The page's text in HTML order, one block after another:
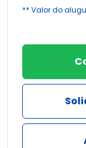
** Valor do